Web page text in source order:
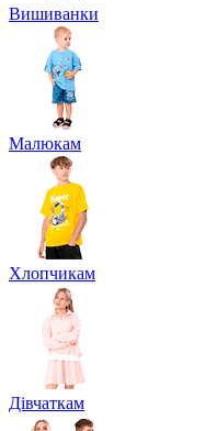
Вишиванки
Малюкам
Хлопчикам
Дівчаткам